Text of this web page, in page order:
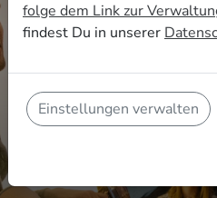
Live-Musik &
Mach Dein
entdecke lokale
folge dem Link zur
findest Du in unserer
Einstellungen verwalten